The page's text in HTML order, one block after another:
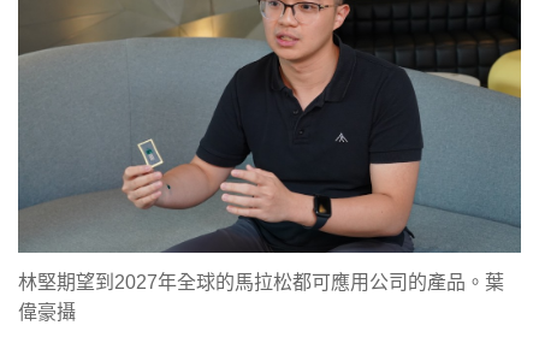
林堅期望到2027年全球的馬拉松都可應用公司的產品。葉
偉豪攝